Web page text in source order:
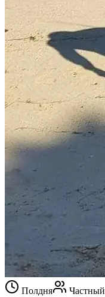
Полдня Частный